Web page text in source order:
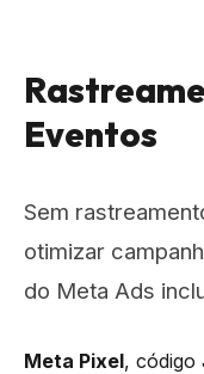
Eventos
Sem
otimizar
do Meta Ads
Meta Pixel, código